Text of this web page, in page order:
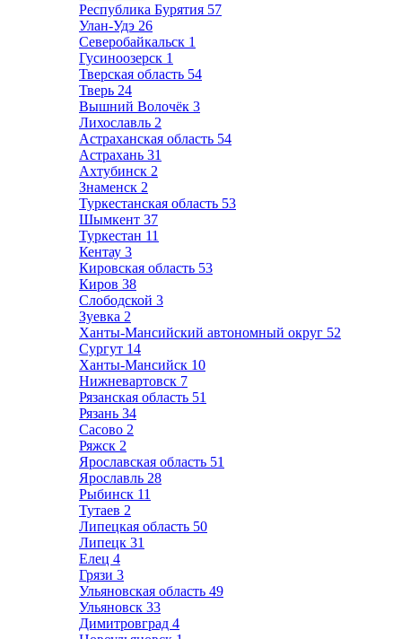
Республика Бурятия 57
Улан-Удэ 26
Северобайкальск 1
Гусиноозерск 1
Тверская область 54
Тверь 24
Вышний Волочёк 3
Лихославль 2
Астраханская область 54
Астрахань 31
Ахтубинск 2
Знаменск 2
Туркестанская область 53
Шымкент 37
Туркестан 11
Кентау 3
Кировская область 53
Киров 38
Слободской 3
Зуевка 2
Ханты-Мансийский автономный округ 52
Сургут 14
Ханты-Мансийск 10
Нижневартовск 7
Рязанская область 51
Рязань 34
Сасово 2
Ряжск 2
Ярославская область 51
Ярославль 28
Рыбинск 11
Тутаев 2
Липецкая область 50
Липецк 31
Елец 4
Грязи 3
Ульяновская область 49
Ульяновск 33
Димитровград 4